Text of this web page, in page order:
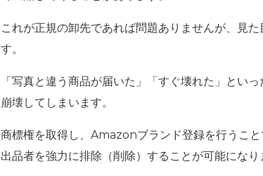
これが正規の卸先であれば問題ありませんが、見
す。
「写真と違う商品が届いた」「すぐ壊れた」とい
崩壊してしまいます。
商標権を取得し、Amazonブランド登録を行うこと
出品者を強力に排除（削除） することが可能になり